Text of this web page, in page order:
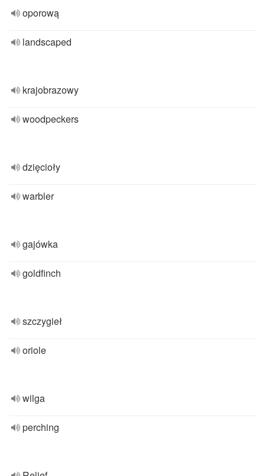
oporową
landscaped
krajobrazowy
woodpeckers
dzięcioły
warbler
gajówka
goldfinch
szczygieł
oriole
wilga
perching